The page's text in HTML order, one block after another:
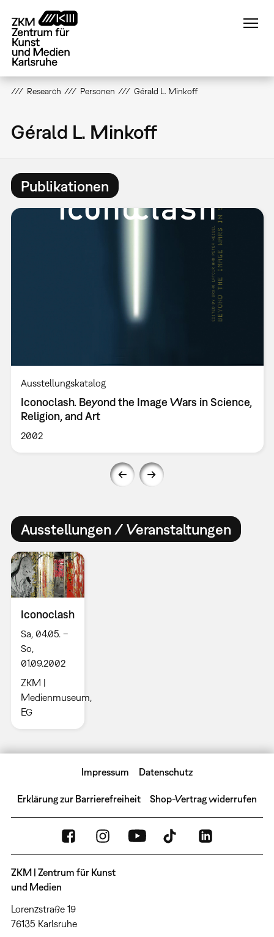
zum
Inhalt
Research Personen Gérald L. Minkoff
Gérald L. Minkoff
Publikationen
Ausstellungskatalog
Iconoclash. Beyond the Image Wars in Science,
Religion, and Art
2002
Ausstellungen / Veranstaltungen
Iconoclash
Sa, 04.05. –
So,
01.09.2002
ZKM |
Medienmuseum,
EG
Impressum Datenschutz
Erklärung zur Barrierefreiheit Shop-Vertrag widerrufen
ZKM | Zentrum für Kunst
und Medien
Lorenzstraße 19
76135 Karlsruhe